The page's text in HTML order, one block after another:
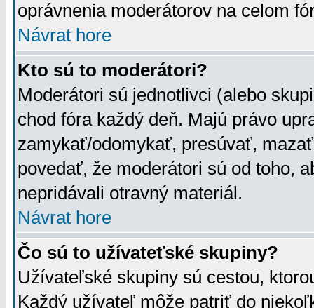
oprávnenia moderátorov na celom
Návrat hore
Kto sú to moderátori?
Moderátori sú jednotlivci (alebo
chod fóra každý deň. Majú právo
zamykať/odomykať, presúvať,
povedať, že moderátori sú od toho,
nepridávali otravný materiál.
Návrat hore
Čo sú to užívateťské skupiny?
Užívateľské skupiny sú cestou,
Každý užívateľ môže patriť do